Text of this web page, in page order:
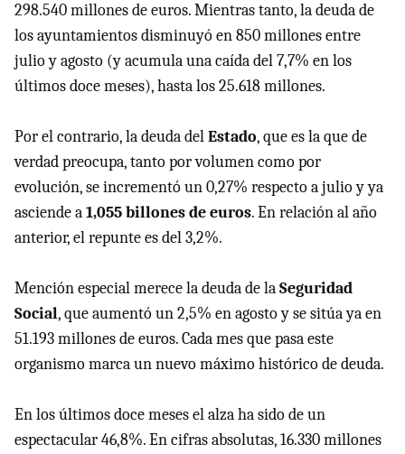
298.540 millones de euros. Mientras tanto, la deuda de
los ayuntamientos disminuyó en 850 millones entre
julio y agosto (y acumula una caída del 7,7% en los
últimos doce meses), hasta los 25.618 millones.
Por el contrario, la deuda delEstado, que es la que de
verdad preocupa, tanto por volumen como por
evolución, se incrementó un 0,27% respecto a julio y ya
asciende a1,055 billones de euros. En relación al año
anterior, el repunte es del 3,2%.
Mención especial merece la deuda de laSeguridad
Social, que aumentó un 2,5% en agosto y se sitúa ya en
51.193 millones de euros. Cada mes que pasa este
organismo marca un nuevo máximo histórico de deuda.
En los últimos doce meses el alza ha sido de un
espectacular 46,8%. En cifras absolutas, 16.330 millones